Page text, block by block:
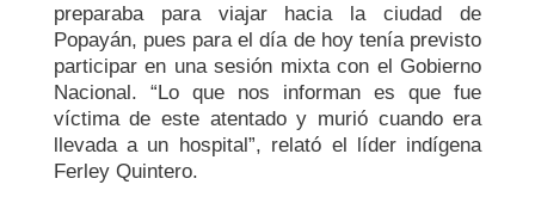
preparaba para viajar hacia la ciudad de
Popayán, pues para el día de hoy tenía previsto
participar en una sesión mixta con el Gobierno
Nacional. “Lo que nos informan es que fue
víctima de este atentado y murió cuando era
llevada a un hospital”, relató el líder indígena
Ferley Quintero.